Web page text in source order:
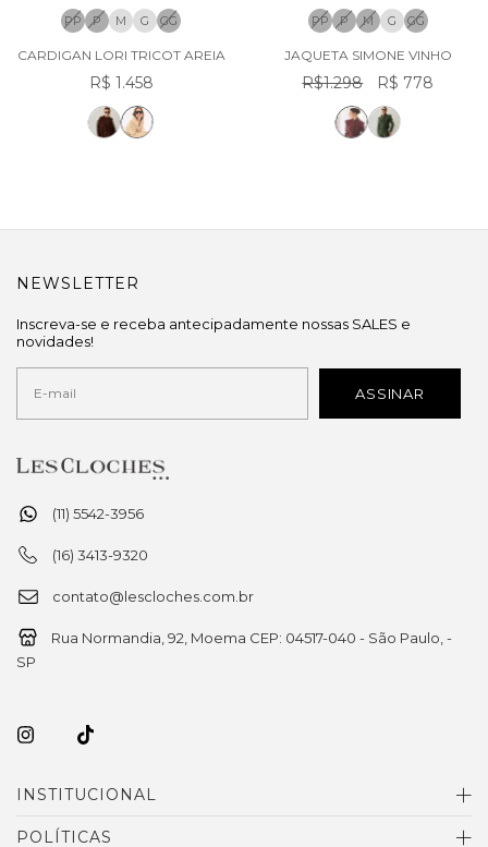
PP P M G GG
CARDIGAN LORI TRICOT AREIA
R$ 1.458
PP P M G GG
JAQUETA SIMONE VINHO
R$1.298 R$ 778
(11) 5542-3956
(16) 3413-9320
contato@lescloches.com.br
Rua Normandia, 92, Moema CEP: 04517-040 - São Paulo, -
SP
INSTITUCIONAL
POLÍTICAS
NEWSLETTER
Inscreva-se e receba antecipadamente nossas SALES e
novidades!